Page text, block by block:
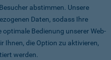
abstimmen. Unsere
Daten, sodass Ihre
Bedienung unserer Web-
Ihnen, die Option zu aktivieren,
werden.